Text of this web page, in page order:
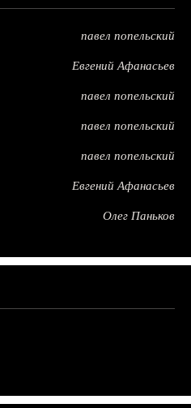
павел попельский
Евгений Афанасьев
павел попельский
павел попельский
павел попельский
Евгений Афанасьев
Олег Паньков